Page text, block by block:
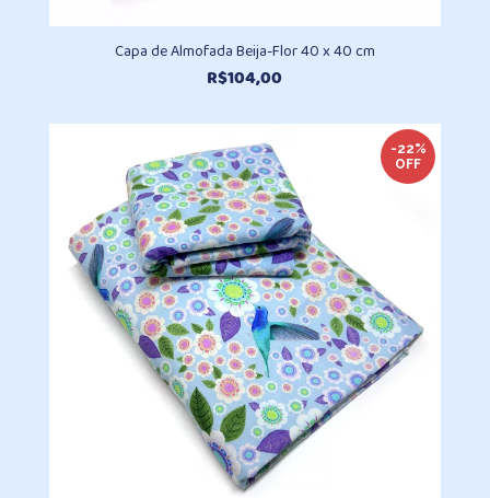
Capa de Almofada Beija-Flor 40 x 40 cm
R$104,00
-22%
OFF